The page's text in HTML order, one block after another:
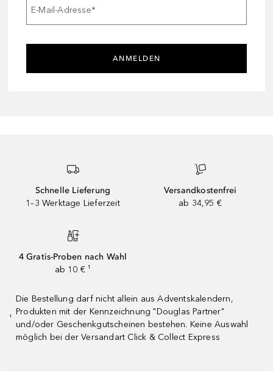
E-Mail-Adresse*
ANMELDEN
Schnelle Lieferung
1–3 Werktage Lieferzeit
Versandkostenfrei
ab 34,95 €
4 Gratis-Proben nach Wahl
ab 10 € ¹
¹
Die Bestellung darf nicht allein aus Adventskalendern,
Produkten mit der Kennzeichnung "Douglas Partner"
und/oder Geschenkgutscheinen bestehen. Keine Auswahl
möglich bei der Versandart Click & Collect Express